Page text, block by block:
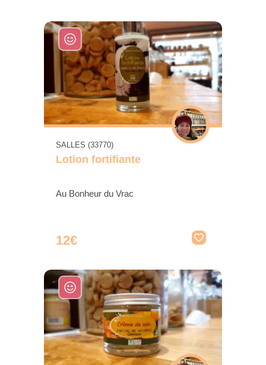
SALLES (33770)
Lotion fortifiante
Au Bonheur du Vrac
12€